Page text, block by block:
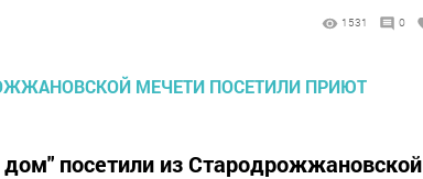
1531 0
посетили из Стародрожжановской